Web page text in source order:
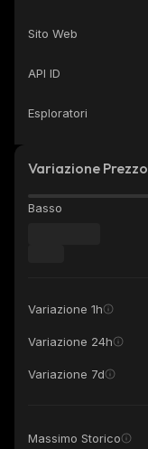
Sito Web
API ID
Esploratori
Variazione Prezzo
Basso
Variazione 1h
Variazione 24h
Variazione 7d
Massimo Storico